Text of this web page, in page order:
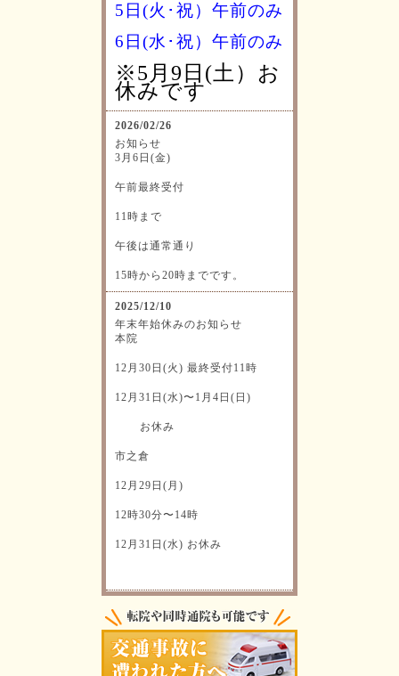
5日(火･祝）午前のみ
6日(水･祝） 午前のみ
※5月9日(土）お
休みです
2026/02/26
お知らせ
3月6日(金)
午前最終受付
11時まで
午後は通常通り
15時から20時までです。
2025/12/10
年末年始休みのお知らせ
本院
12月30日(火) 最終受付11時
12月31日(水)〜1月4日(日)
お休み
市之倉
12月29日(月)
12時30分〜14時
12月31日(水) お休み